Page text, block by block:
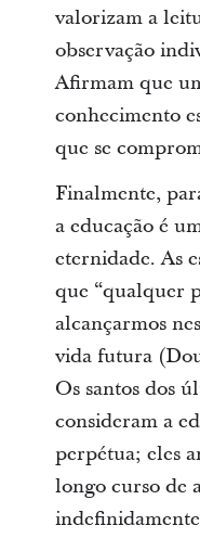
valorizam a
observação
Afirmam que
conhecimento
que se
Finalmente,
a educação é
eternidade. As
que “qualquer
alcançarmos
vida futura
Os santos dos
consideram a
perpétua; eles
longo curso de